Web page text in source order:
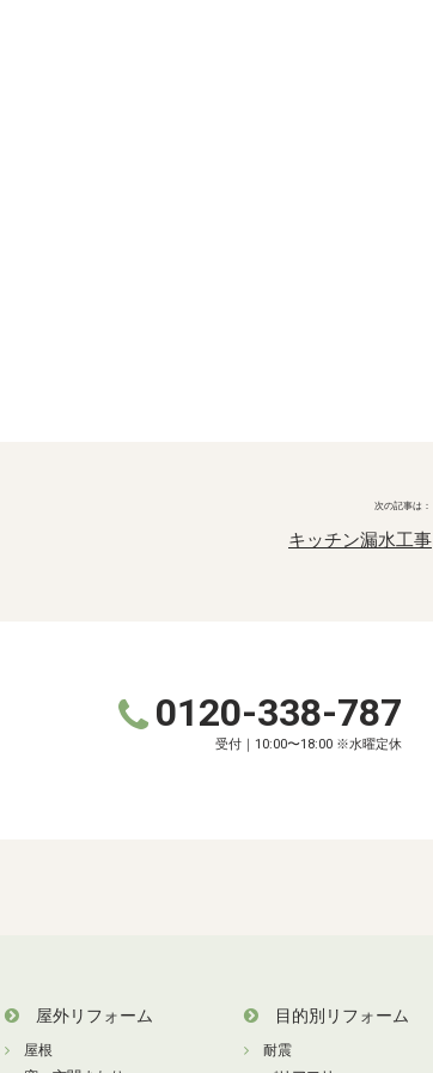
キッチン漏水工事
0120-338-787
受付｜10:00〜18:00 ※水曜定休
屋外リフォーム
屋根
目的別リフォーム
耐震